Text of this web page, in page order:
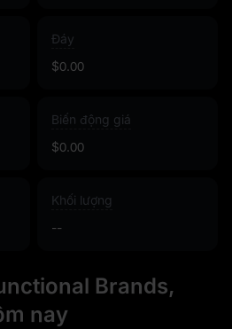
Đáy
$0.00
Biến động giá
$0.00
Khối lượng
--
Brands,
nay